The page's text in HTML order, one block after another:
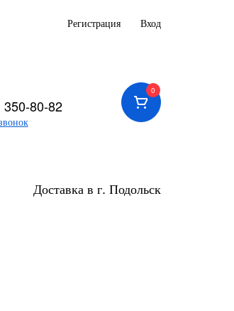
Регистрация Вход
350-80-82
0
Доставка в г. Подольск